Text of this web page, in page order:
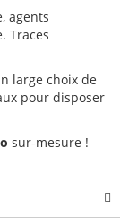
agents
Traces
large choix de
pour disposer
sur-mesure !